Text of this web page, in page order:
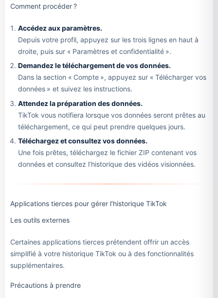
Comment procéder ?
Accédez aux paramètres.
Depuis votre profil, appuyez sur les trois lignes en haut à
droite, puis sur « Paramètres et confidentialité ».
Demandez le téléchargement de vos données.
Dans la section « Compte », appuyez sur « Télécharger vos
données » et suivez les instructions.
Attendez la préparation des données.
TikTok vous notifiera lorsque vos données seront prêtes au
téléchargement, ce qui peut prendre quelques jours.
Téléchargez et consultez vos données.
Une fois prêtes, téléchargez le fichier ZIP contenant vos
données et consultez l’historique des vidéos visionnées.
Applications tierces pour gérer l’historique TikTok
Les outils externes
Certaines applications tierces prétendent offrir un accès
simplifié à votre historique TikTok ou à des fonctionnalités
supplémentaires.
Précautions à prendre